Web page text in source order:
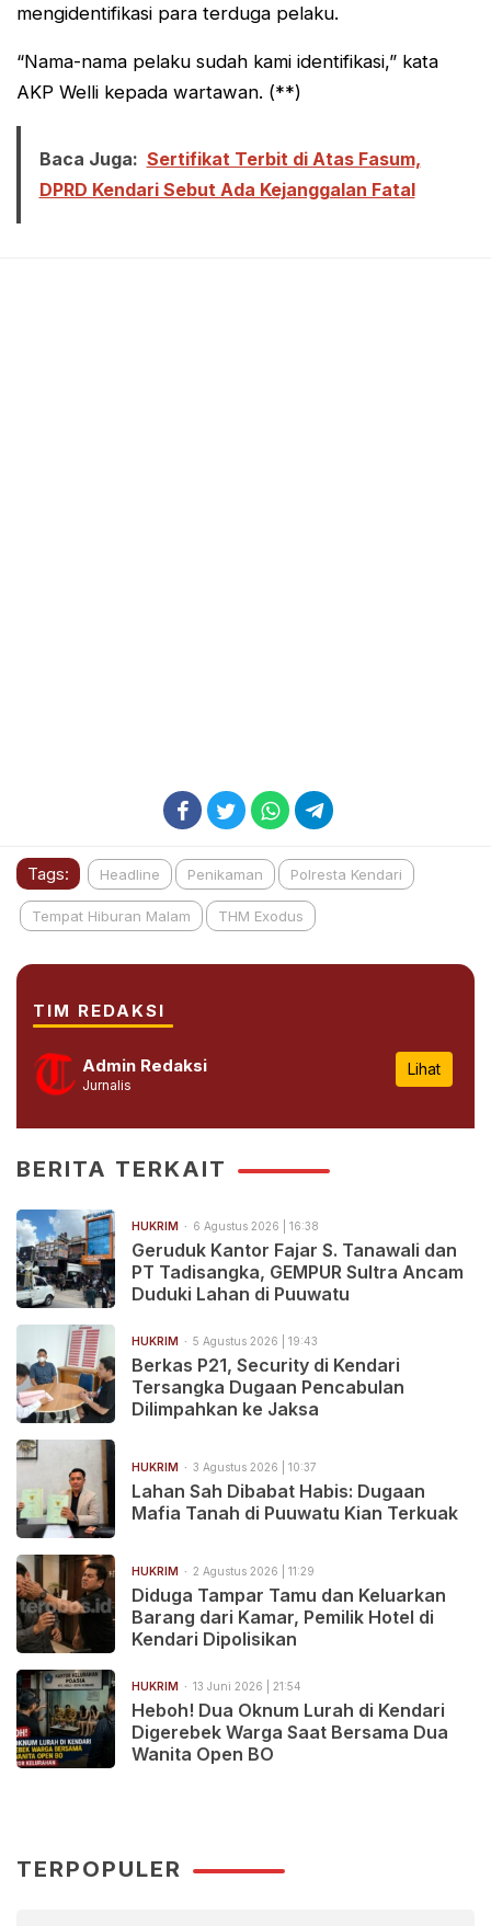
mengidentifikasi para terduga pelaku.
“Nama-nama pelaku sudah kami identifikasi,” kata
AKP Welli kepada wartawan. (**)
Baca Juga: Sertifikat Terbit di Atas Fasum,
DPRD Kendari Sebut Ada Kejanggalan Fatal
Tags: Headline Penikaman Polresta Kendari
Tempat Hiburan Malam THM Exodus
TIM REDAKSI
Admin Redaksi
Jurnalis
Lihat
BERITA TERKAIT
HUKRIM 6 Agustus 2026 | 16:38
Geruduk Kantor Fajar S. Tanawali dan
PT Tadisangka, GEMPUR Sultra Ancam
Duduki Lahan di Puuwatu
HUKRIM 5 Agustus 2026 | 19:43
Berkas P21, Security di Kendari
Tersangka Dugaan Pencabulan
Dilimpahkan ke Jaksa
HUKRIM 3 Agustus 2026 | 10:37
Lahan Sah Dibabat Habis: Dugaan
Mafia Tanah di Puuwatu Kian Terkuak
HUKRIM 2 Agustus 2026 | 11:29
Diduga Tampar Tamu dan Keluarkan
Barang dari Kamar, Pemilik Hotel di
Kendari Dipolisikan
HUKRIM 13 Juni 2026 | 21:54
Heboh! Dua Oknum Lurah di Kendari
Digerebek Warga Saat Bersama Dua
Wanita Open BO
TERPOPULER